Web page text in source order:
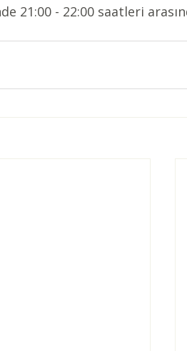
21:00 - 22:00 saatleri